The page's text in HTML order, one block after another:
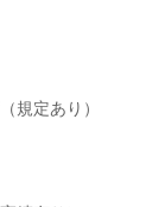
規定あり）